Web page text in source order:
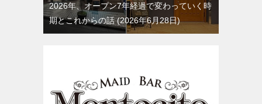
2026年、オープン7年経過で変わっていく時
期とこれからの話 2026年6月28日